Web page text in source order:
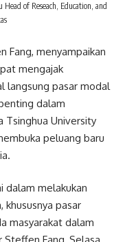
of Reseach, Education, and
Fang, menyampaikan
mengajak
langsung pasar modal
dalam
Tsinghua University
peluang baru
dalam melakukan
khususnya pasar
masyarakat dalam